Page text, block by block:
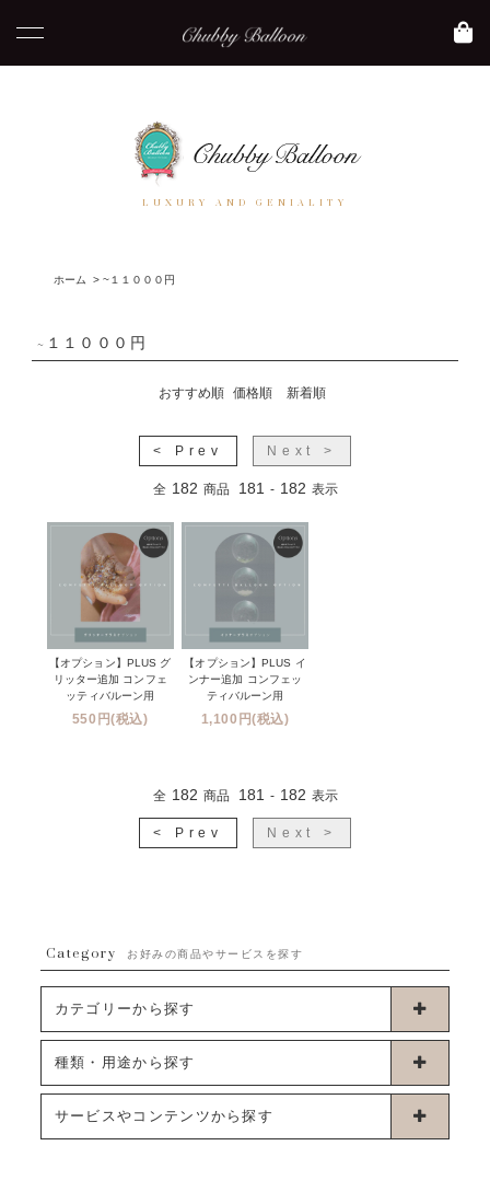
LUXURY AND GENIALITY
ホーム >~１１０００円
~１１０００円
おすすめ順 価格順 新着順
< Prev Next >
全 182 商品 181 - 182 表示
【オプション】PLUS グ
リッター追加 コンフェ
ッティバルーン用
550円(税込)
【オプション】PLUS イ
ンナー追加 コンフェッ
ティバルーン用
1,100円(税込)
全 182 商品 181 - 182 表示
< Prev Next >
Category お好みの商品やサービスを探す
カテゴリーから探す
卓上タイプバルーン
ブーケタイプバルーン
種類・用途から探す
お誕生日
サービスやコンテンツから探す